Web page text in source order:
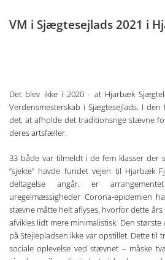
VM i Sjægtesejlads 2021 i
Det blev ikke i 2020 - at Hjarbæk
Verdensmesterskab i Sjægtesejlads. I
det, at afholde det traditionsrige stævne
deres artsfæller.
33 både var tilmeldt i de fem klasser der
”sjekte” havde fundet vejen til Hjarbæk
deltagelse angår, er
uregelmæssigheder Corona-epidemien
stævne måtte helt aflyses, hvorfor dette års
afvikles lidt mere minimalistisk. Den
på Stejlepladsen ikke var opstillet. Dette til
sociale oplevelse ved stævnet – måske